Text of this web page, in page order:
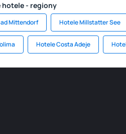
hotele - regiony
Mittendorf Hotele Millstatter See
Hotele Costa Adeje